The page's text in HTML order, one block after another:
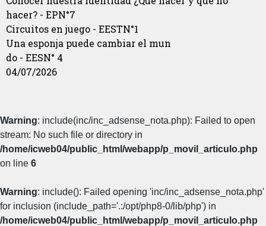
hacer? - EPN°7
Circuitos en juego - EESTN°1
Una esponja puede cambiar el mun
do - EESN° 4
04/07/2026
Warning: include(inc/inc_adsense_nota.php): Failed to open
stream: No such file or directory in
/home/icweb04/public_html/webapp/p_movil_articulo.php
on line 6
Warning: include(): Failed opening 'inc/inc_adsense_nota.php'
for inclusion (include_path='.:/opt/php8-0/lib/php') in
/home/icweb04/public_html/webapp/p_movil_articulo.php